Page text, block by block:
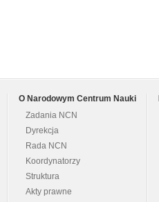
O Narodowym Centrum Nauki
Zadania NCN
Dyrekcja
Rada NCN
Koordynatorzy
Struktura
Akty prawne